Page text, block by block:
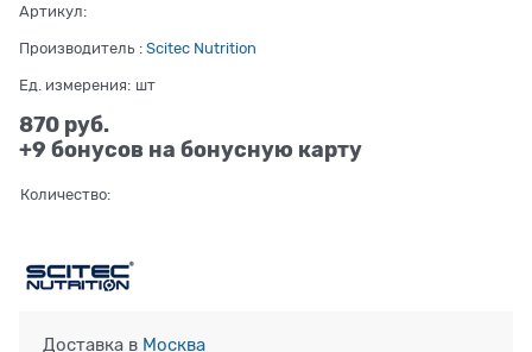
Артикул:
Производитель : Scitec Nutrition
Ед. измерения: шт
870 руб.
+9 бонусов на бонусную карту
Количество:
Доставка в Москва